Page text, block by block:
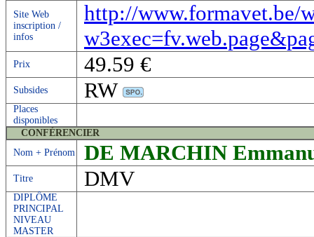
Site Web
inscription /
infos
http://www.formavet.be/
Prix 49.59 €
Subsides RW
Places
disponibles
CONFÉRENCIER
Nom + Prénom
DE MARCHIN
Titre DMV
DIPLÔME
PRINCIPAL
NIVEAU
MASTER